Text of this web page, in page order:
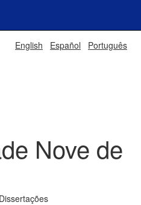
English Español Português
Nove de